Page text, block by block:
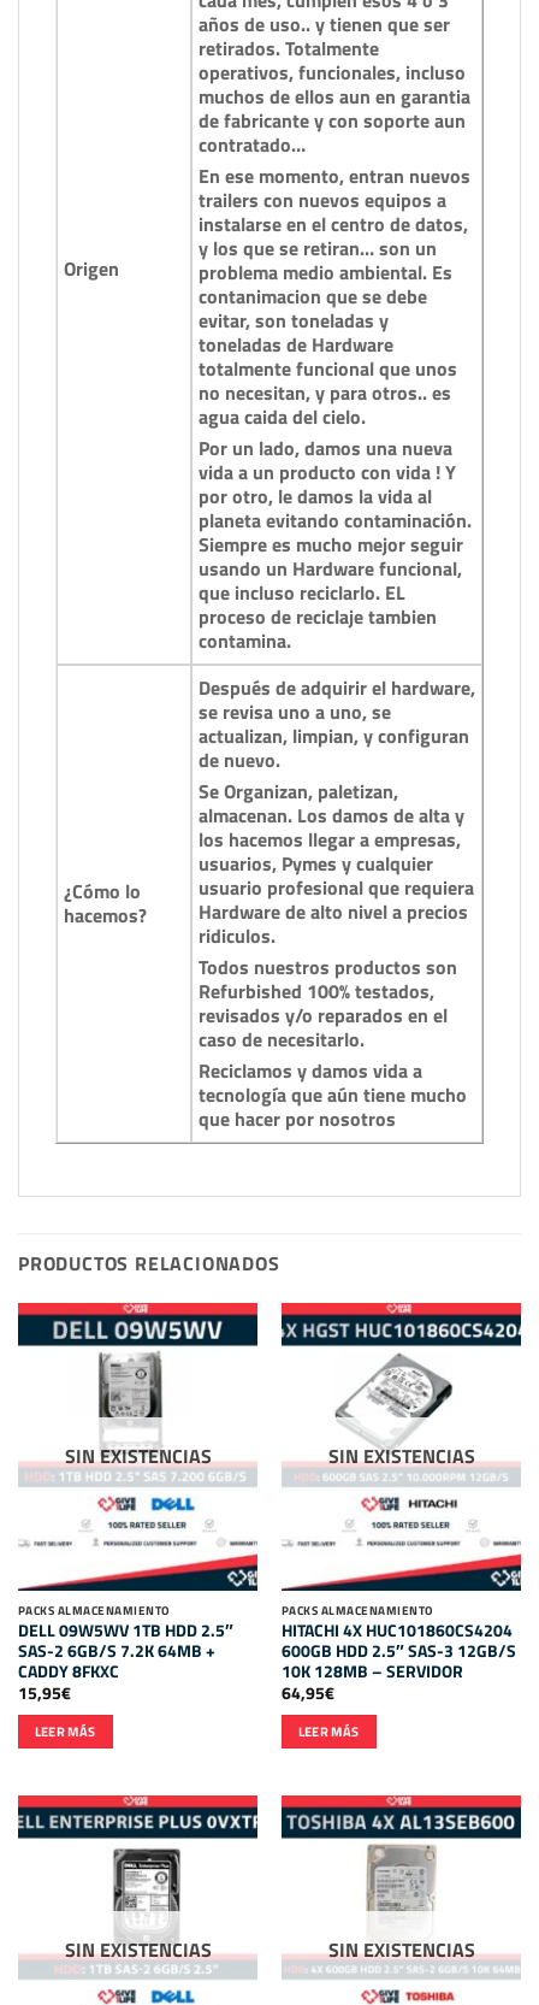
Origen
años de uso.. y tienen que ser
retirados. Totalmente
operativos, funcionales, incluso
muchos de ellos aun en garantia
de fabricante y con soporte aun
contratado…
En ese momento, entran nuevos
trailers con nuevos equipos a
instalarse en el centro de datos,
y los que se retiran… son un
problema medio ambiental. Es
contanimacion que se debe
evitar, son toneladas y
toneladas de Hardware
totalmente funcional que unos
no necesitan, y para otros.. es
agua caida del cielo.
Por un lado, damos una nueva
vida a un producto con vida ! Y
por otro, le damos la vida al
planeta evitando contaminación.
Siempre es mucho mejor seguir
usando un Hardware funcional,
que incluso reciclarlo. EL
proceso de reciclaje tambien
contamina.
¿Cómo lo
hacemos?
Después de adquirir el hardware,
se revisa uno a uno, se
actualizan, limpian, y configuran
de nuevo.
Se Organizan, paletizan,
almacenan. Los damos de alta y
los hacemos llegar a empresas,
usuarios, Pymes y cualquier
usuario profesional que requiera
Hardware de alto nivel a precios
ridiculos.
Todos nuestros productos son
Refurbished 100% testados,
revisados y/o reparados en el
caso de necesitarlo.
Reciclamos y damos vida a
tecnología que aún tiene mucho
que hacer por nosotros
PRODUCTOS RELACIONADOS
SIN EXISTENCIAS
PACKS ALMACENAMIENTO
DELL 09W5WV 1TB HDD 2.5″
SAS-2 6GB/S 7.2K 64MB +
CADDY 8FKXC
15,95€
LEER MÁS
SIN EXISTENCIAS
PACKS ALMACENAMIENTO
HITACHI 4X HUC101860CS4204
600GB HDD 2.5″ SAS-3 12GB/S
10K 128MB – SERVIDOR
64,95€
LEER MÁS
SIN EXISTENCIAS SIN EXISTENCIAS